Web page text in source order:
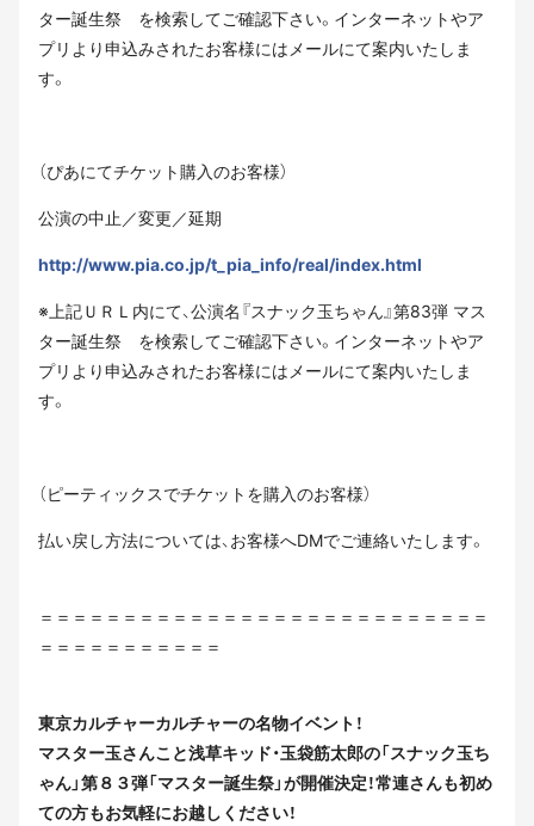
ター誕生祭 を検索してご確認下さい。インターネットやア
プリより申込みされたお客様にはメールにて案内いたしま
す。
（ぴあにてチケット購入のお客様）
公演の中止／変更／延期
http://www.pia.co.jp/t_pia_info/real/index.html
※上記ＵＲＬ内にて、公演名『スナック玉ちゃん』第83弾 マス
ター誕生祭 を検索してご確認下さい。インターネットやア
プリより申込みされたお客様にはメールにて案内いたしま
す。
（ピーティックスでチケットを購入のお客様）
払い戻し方法については、お客様へDMでご連絡いたします。
＝＝＝＝＝＝＝＝＝＝＝＝＝＝＝＝＝＝＝＝＝＝＝＝＝＝＝
＝＝＝＝＝＝＝＝＝＝＝
東京カルチャーカルチャーの名物イベント！
マスター玉さんこと浅草キッド・玉袋筋太郎の「スナック玉ち
ゃん」第８３弾「マスター誕生祭」が開催決定！常連さんも初め
ての方もお気軽にお越しください！